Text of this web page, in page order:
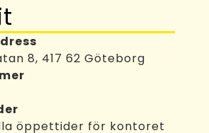
8, 417 62 Göteborg
öppettider för kontoret